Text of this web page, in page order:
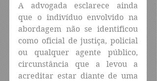
A advogada esclarece ainda
que o indivíduo envolvido na
abordagem não se identificou
como oficial de justiça, policial
ou qualquer agente público,
circunstância que a levou a
acreditar estar diante de uma